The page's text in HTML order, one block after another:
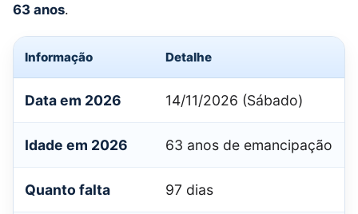
63 anos.
Informação Detalhe
Data em 2026 14/11/2026 (Sábado)
Idade em 2026 63 anos de emancipação
Quanto falta 97 dias